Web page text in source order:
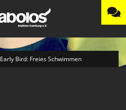
Early Bird: Freies Schwimmen